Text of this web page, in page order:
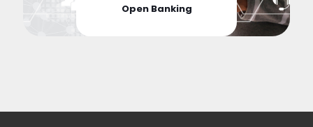
Open Banking